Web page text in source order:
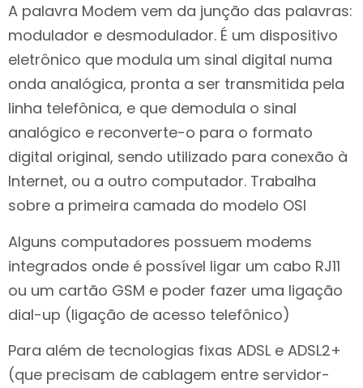
A palavra Modem vem da junção das palavras:
modulador e desmodulador. É um dispositivo
eletrônico que modula um sinal digital numa
onda analógica, pronta a ser transmitida pela
linha telefônica, e que demodula o sinal
analógico e reconverte-o para o formato
digital original, sendo utilizado para conexão à
Internet, ou a outro computador. Trabalha
sobre a primeira camada do modelo OSI
Alguns computadores possuem modems
integrados onde é possível ligar um cabo RJ11
ou um cartão GSM e poder fazer uma ligação
dial-up (ligação de acesso telefônico)
Para além de tecnologias fixas ADSL e ADSL2+
(que precisam de cablagem entre servidor-